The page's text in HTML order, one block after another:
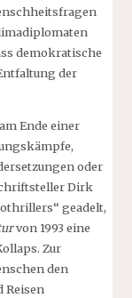
demokratische
der
Ende einer
oder
Dirk
geadelt,
von 1993 eine
Zur
den
Reisen